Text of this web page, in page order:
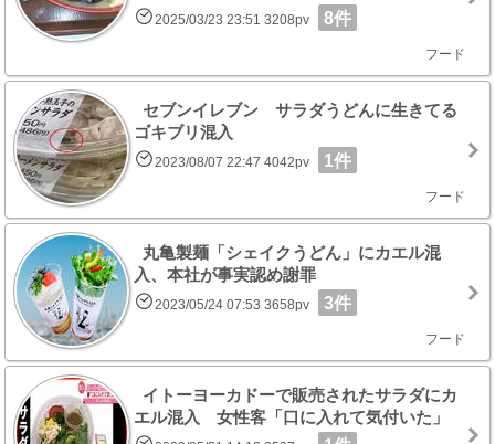
2025/03/23 23:51 3208pv 8件
フード
セブンイレブン サラダうどんに生きてる
ゴキブリ混入
2023/08/07 22:47 4042pv 1件
フード
丸亀製麺「シェイクうどん」にカエル混
入、本社が事実認め謝罪
2023/05/24 07:53 3658pv 3件
フード
イトーヨーカドーで販売されたサラダにカ
エル混入 女性客「口に入れて気付いた」